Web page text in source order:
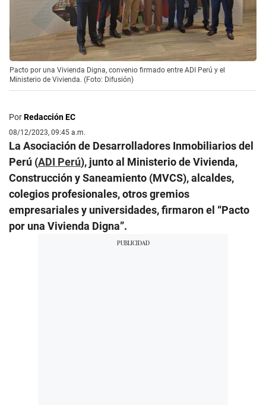
Pacto por una Vivienda Digna, convenio firmado entre ADI Perú y el
Ministerio de Vivienda. (Foto: Difusión)
PorRedacción EC
08/12/2023, 09:45 a.m.
La Asociación de Desarrolladores Inmobiliarios del
Perú (ADI Perú), junto al Ministerio de Vivienda,
Construcción y Saneamiento (MVCS), alcaldes,
colegios profesionales, otros gremios
empresariales y universidades, firmaron el “Pacto
por una Vivienda Digna”.